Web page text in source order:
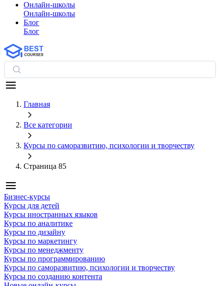
Онлайн-школы
Онлайн-школы
Блог
Блог
Главная
Все категории
Курсы по саморазвитию, психологии и творчеству
Страница 85
Бизнес-курсы
Курсы для детей
Курсы иностранных языков
Курсы по аналитике
Курсы по дизайну
Курсы по маркетингу
Курсы по менеджменту
Курсы по программированию
Курсы по саморазвитию, психологии и творчеству
Курсы по созданию контента